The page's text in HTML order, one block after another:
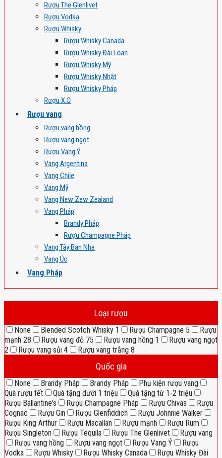
Rượu The Glenlivet
Rượu Vodka
Rượu Whisky
Rượu Whisky Canada
Rượu Whisky Đài Loan
Rượu Whisky Mỹ
Rượu Whisky Nhật
Rượu Whisky Pháp
Rượu X.O
Rượu vang
Rượu vang hồng
Rượu vang ngọt
Rượu Vang Ý
Vang Argentina
Vang Chile
Vang Mỹ
Vang New Zew Zealand
Vang Pháp
Brandy Pháp
Rượu Champagne Pháp
Vang Tây Ban Nha
Vang Úc
Vang Pháp
Loại rượu
None Blended Scotch Whisky 1 Rượu Champagne 5
Rượu
mạnh 28 Rượu vang đỏ 75 Rượu vang hồng 1
Rượu vang ngọt
2
Rượu vang sủi 4 Rượu vang trắng 8
Quốc gia
None Brandy Pháp Brandy Pháp
Phụ kiện rượu vang
Quà rượu tết
Quà tặng dưới 1 triệu
Quà tặng từ 1-2 triệu
Rượu Ballantine's
Rượu Champagne Pháp Rượu Chivas
Rượu
Cognac
Rượu Gin Rượu Glenfiddich
Rượu Johnnie Walker
Rượu King Arthur
Rượu Macallan Rượu mạnh
Rượu Rum
Rượu Singleton
Rượu Tequila Rượu The Glenlivet
Rượu vang
Rượu vang hồng
Rượu vang ngọt Rượu Vang Ý
Rượu
Vodka
Rượu Whisky Rượu Whisky Canada Rượu Whisky Đài